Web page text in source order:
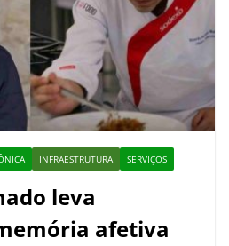
INFRAESTRUTURA SERVIÇOS
leva
afetiva